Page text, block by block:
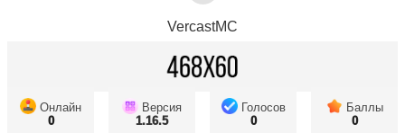
VercastMC
Онлайн
0
Версия
1.16.5
Голосов
0
Баллы
0